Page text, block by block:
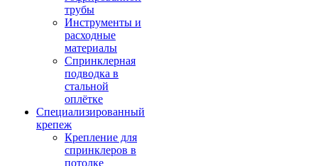
трубы
Инструменты и
расходные
материалы
Спринклерная
подводка в
стальной
оплётке
Специализированный
крепеж
Крепление для
спринклеров в
потолке